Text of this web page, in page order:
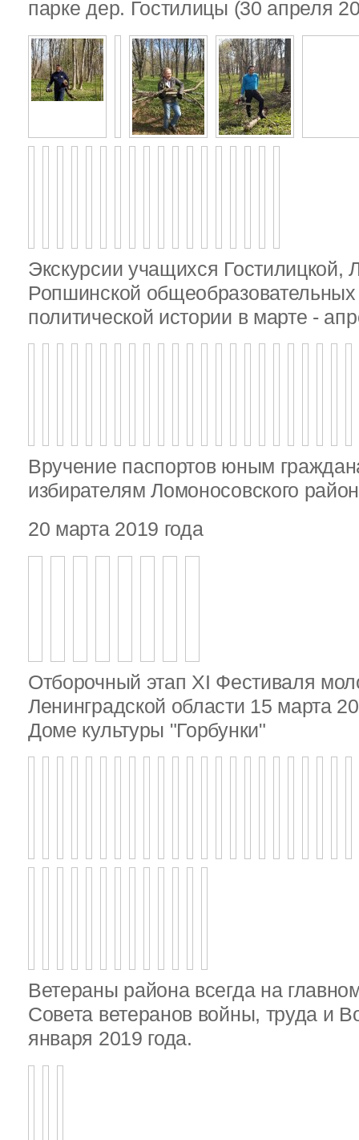
парке дер. Гостилицы (30 апреля
Экскурсии учащихся Гостилицкой,
Ропшинской
политической истории в марте -
Вручение паспортов юным
избирателям Ломоносовского
20 марта 2019 года
Отборочный этап XI Фестиваля
Ленинградской области 15 марта
Доме культуры "Горбунки"
Ветераны района всегда на
Совета ветеранов войны, труда и
января 2019 года.